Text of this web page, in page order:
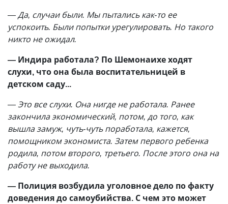
— Да, случаи были. Мы пытались как-то ее
успокоить. Были попытки урегулировать. Но такого
никто не ожидал.
— Индира работала? По Шемонаихе ходят
слухи, что она была воспитательницей в
детском саду...
— Это все слухи. Она нигде не работала. Ранее
закончила экономический, потом, до того, как
вышла замуж, чуть-чуть поработала, кажется,
помощником экономиста. Затем первого ребенка
родила, потом второго, третьего. После этого она на
работу не выходила.
— Полиция возбудила уголовное дело по факту
доведения до самоубийства. С чем это может